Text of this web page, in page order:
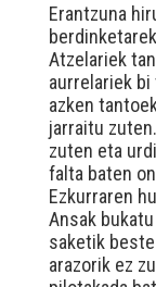
Erantzuna
Atzelariek
aurrelariek
azken
jarraitu
zuten eta
falta baten
Ezkurraren
Ansak
saketik
arazorik ez